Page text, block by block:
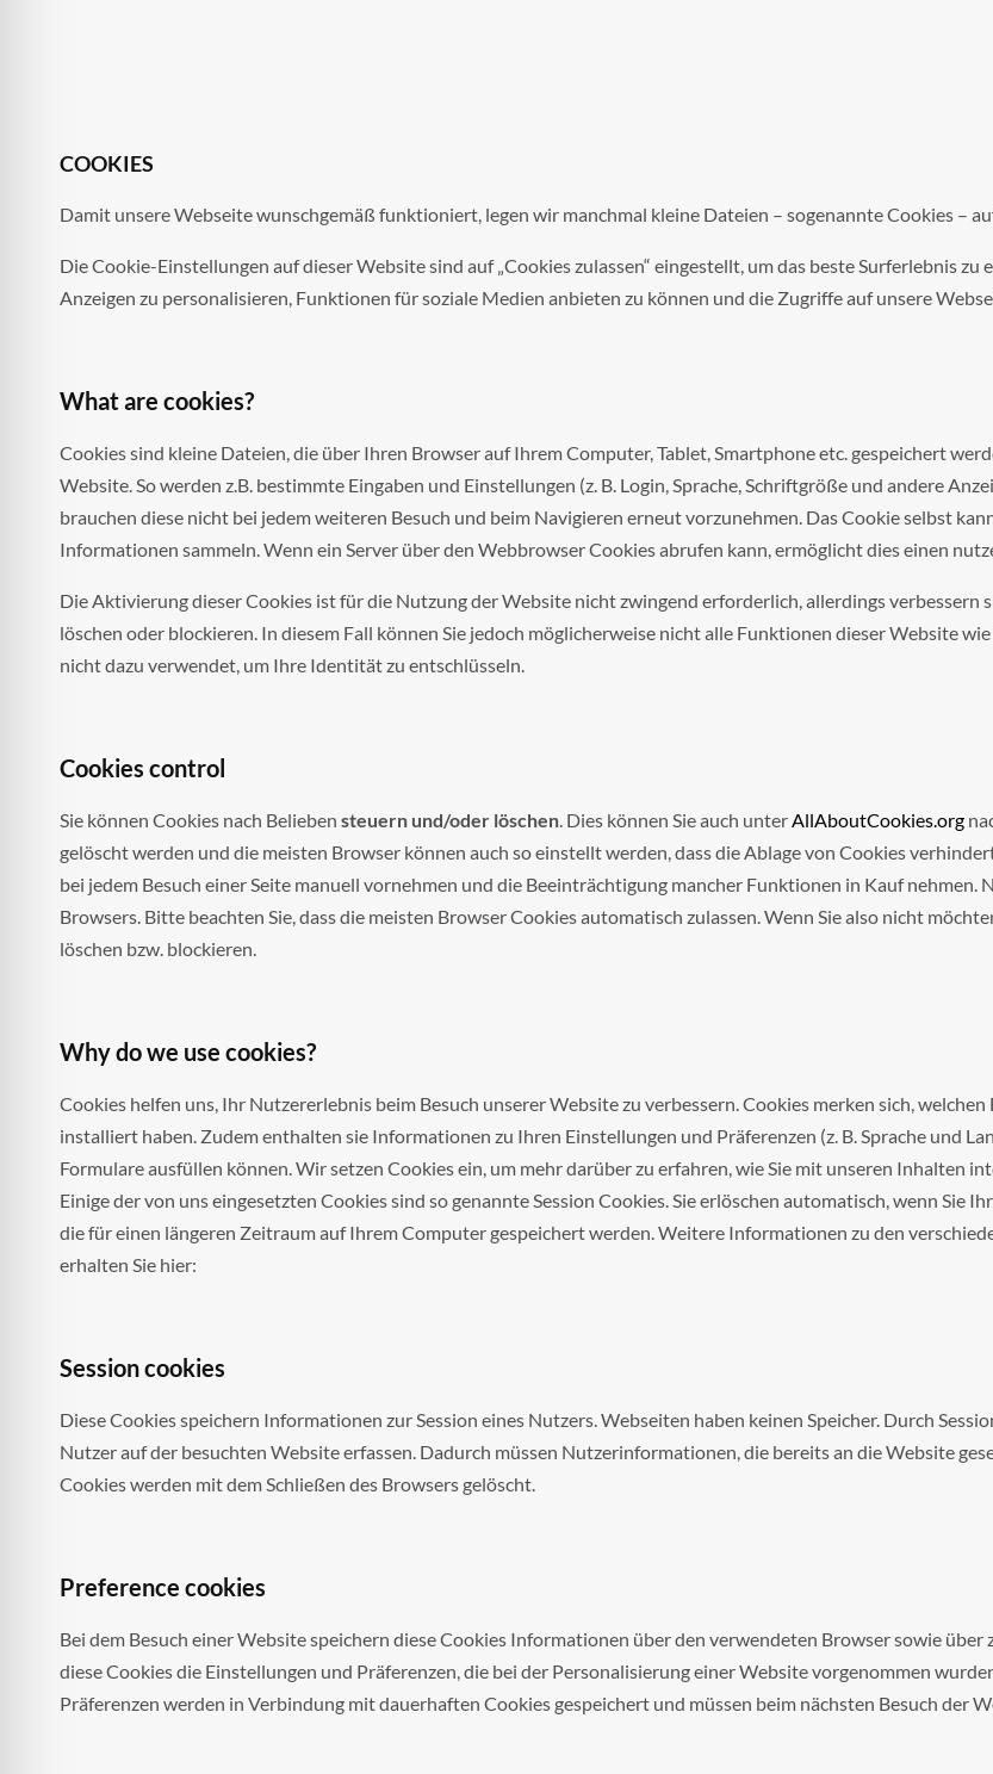
COOKIES
Damit unsere Webseite wunschgemäß funktioniert, legen wir manchmal kleine Dateien – sogenannte Cookies –
Die Cookie-Einstellungen auf dieser Website sind auf „Cookies zulassen“ eingestellt, um das beste Surferlebnis
Anzeigen zu personalisieren, Funktionen für soziale Medien anbieten zu können und die Zugriffe auf unsere
What are cookies?
Cookies sind kleine Dateien, die über Ihren Browser auf Ihrem Computer, Tablet, Smartphone etc. gespeichert
Website. So werden z.B. bestimmte Eingaben und Einstellungen (z. B. Login, Sprache, Schriftgröße und andere
brauchen diese nicht bei jedem weiteren Besuch und beim Navigieren erneut vorzunehmen. Das Cookie selbst
Informationen sammeln. Wenn ein Server über den Webbrowser Cookies abrufen kann, ermöglicht dies einen
Die Aktivierung dieser Cookies ist für die Nutzung der Website nicht zwingend erforderlich, allerdings verbessern
löschen oder blockieren. In diesem Fall können Sie jedoch möglicherweise nicht alle Funktionen dieser Website
nicht dazu verwendet, um Ihre Identität zu entschlüsseln.
Cookies control
Sie können Cookies nach Beliebensteuern und/oder löschen. Dies können Sie auch unterAllAboutCookies.org
gelöscht werden und die meisten Browser können auch so einstellt werden, dass die Ablage von Cookies
bei jedem Besuch einer Seite manuell vornehmen und die Beeinträchtigung mancher Funktionen in Kauf
Browsers. Bitte beachten Sie, dass die meisten Browser Cookies automatisch zulassen. Wenn Sie also nicht
löschen bzw. blockieren.
Why do we use cookies?
Cookies helfen uns, Ihr Nutzererlebnis beim Besuch unserer Website zu verbessern. Cookies merken sich,
installiert haben. Zudem enthalten sie Informationen zu Ihren Einstellungen und Präferenzen (z. B. Sprache und
Formulare ausfüllen können. Wir setzen Cookies ein, um mehr darüber zu erfahren, wie Sie mit unseren Inhalten
Einige der von uns eingesetzten Cookies sind so genannte Session Cookies. Sie erlöschen automatisch, wenn Sie
die für einen längeren Zeitraum auf Ihrem Computer gespeichert werden. Weitere Informationen zu den
erhalten Sie hier:
Session cookies
Diese Cookies speichern Informationen zur Session eines Nutzers. Webseiten haben keinen Speicher. Durch
Nutzer auf der besuchten Website erfassen. Dadurch müssen Nutzerinformationen, die bereits an die Website
Cookies werden mit dem Schließen des Browsers gelöscht.
Preference cookies
Bei dem Besuch einer Website speichern diese Cookies Informationen über den verwendeten Browser sowie
diese Cookies die Einstellungen und Präferenzen, die bei der Personalisierung einer Website vorgenommen
Präferenzen werden in Verbindung mit dauerhaften Cookies gespeichert und müssen beim nächsten Besuch der